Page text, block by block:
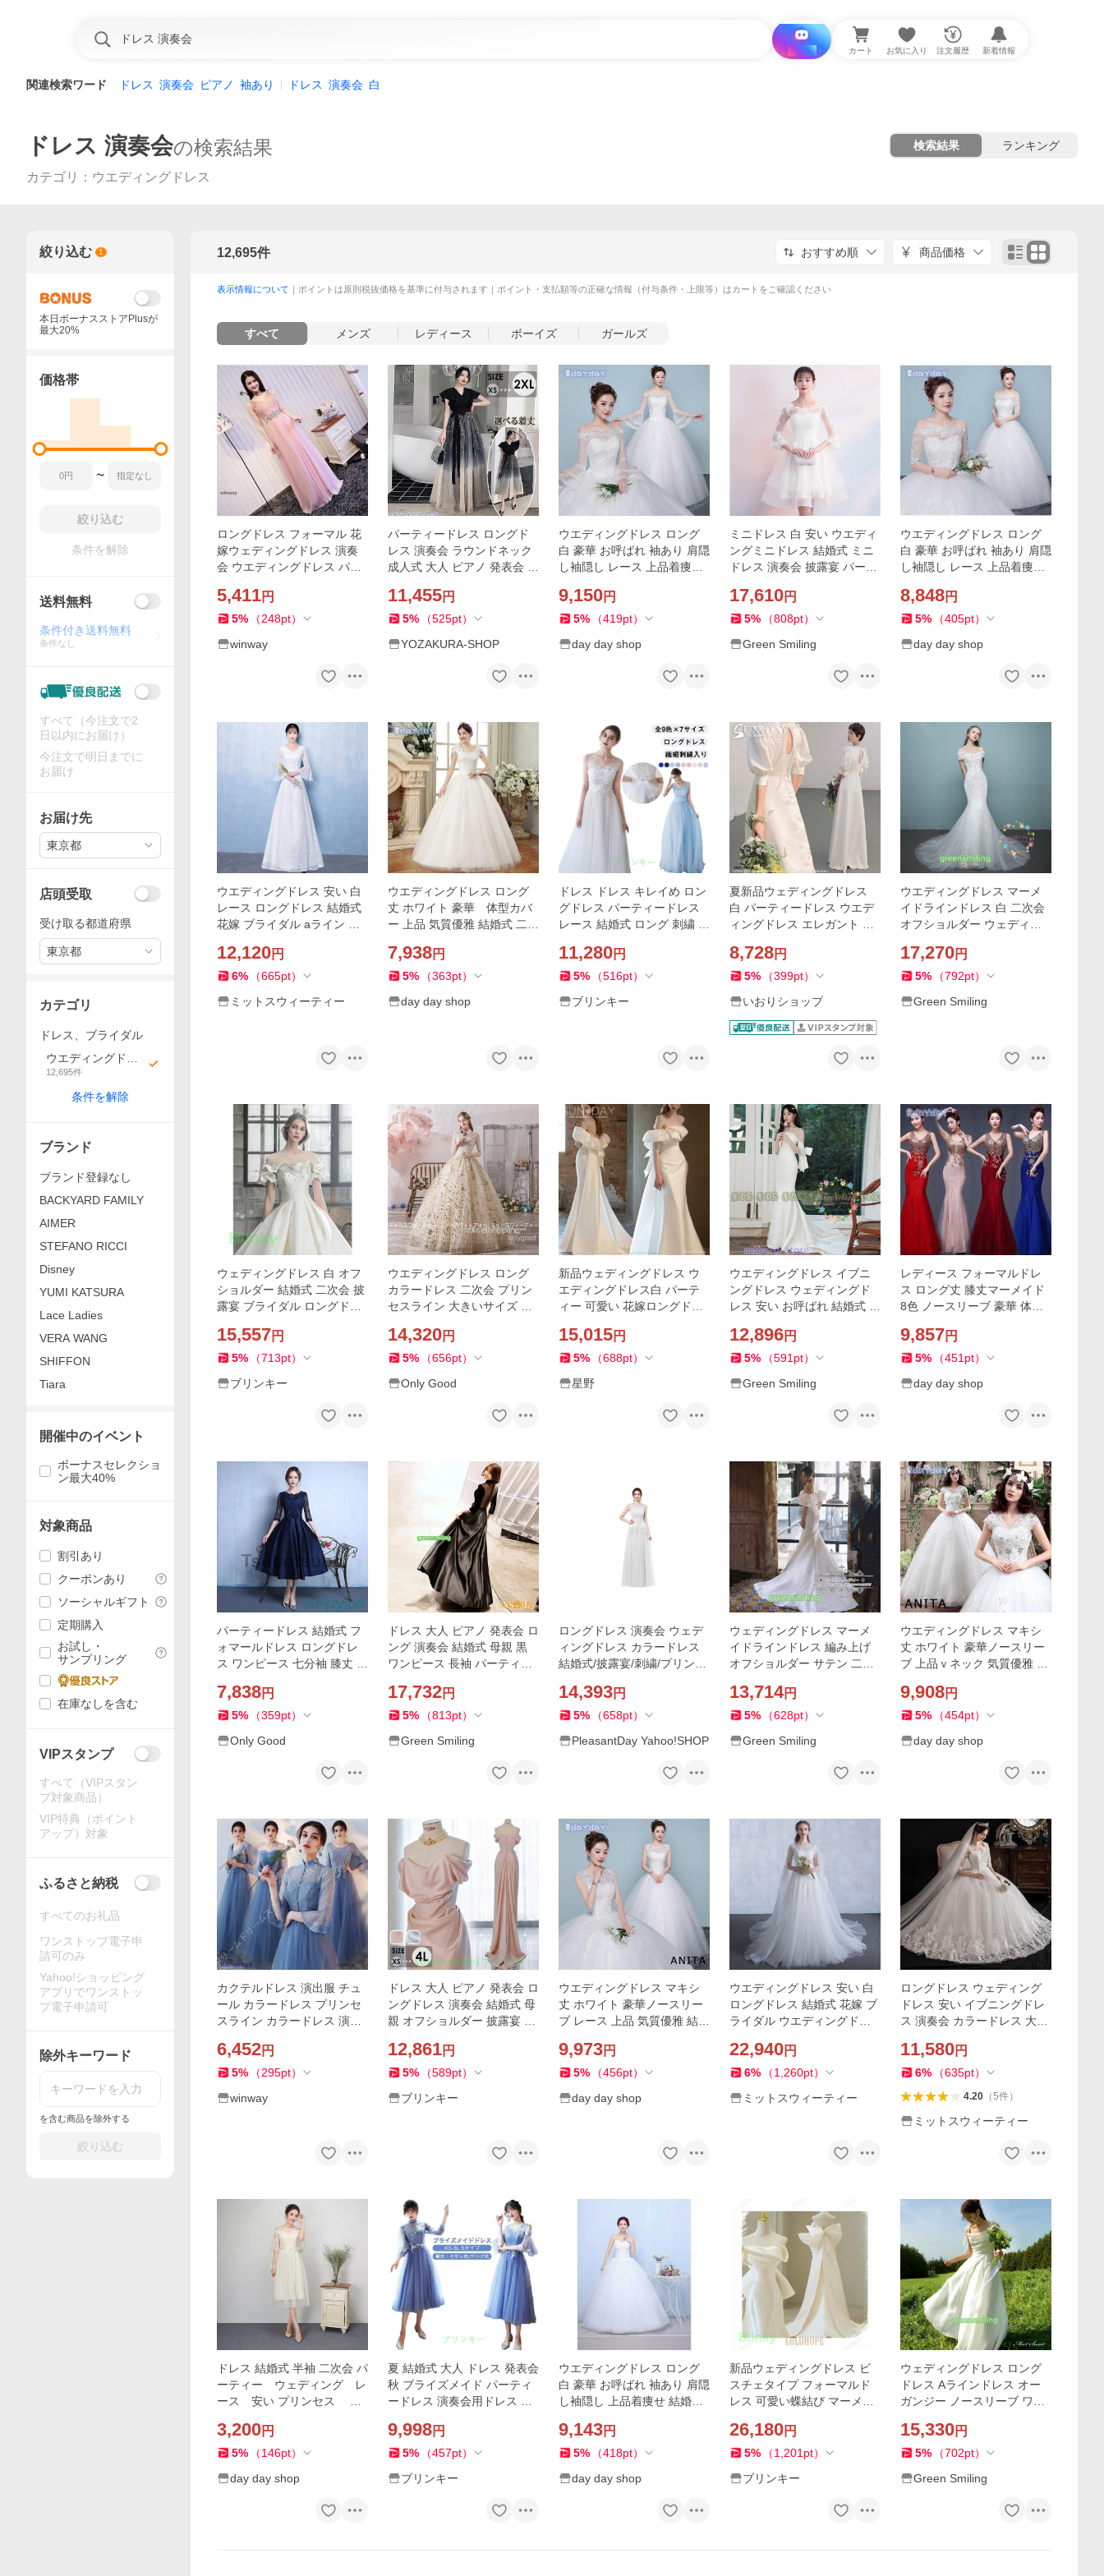
i と探す カート お気に入り 注文履歴 新着情報
関連検索ワード ドレス 演奏会 ピアノ 袖あり ドレス 演奏会 白
ドレス 演奏会の検索結果
カテゴリ ： ウエディングドレス
検索結果 ランキング
12,695件 おすすめ順 商品価格
表示情報について ｜ポイントは原則税抜価格を基準に付与されます｜ポイント・支払額等の正確な情報（付与条件・上限等）はカートをご確認ください
すべて メンズ レディース ボーイズ ガールズ
ロングドレス フォーマル 花
嫁ウェディングドレス 演奏
会 ウエディングドレス パー
イズ 二次会 カラードレス 二
次会
5,411円
5% （248pt）
winway
パーティードレス ロングド
レス 演奏会 ラウンドネック
成人式 大人 ピアノ 発表会 結
代 40代
11,455円
5% （525pt）
YOZAKURA-SHOP
ウエディングドレス ロング
白 豪華 お呼ばれ 袖あり 肩隠
し袖隠し レース 上品着痩せ
露宴 撮影 編み上げ式
9,150円
5% （419pt）
day day shop
ミニドレス 白 安い ウエディ
ングミニドレス 結婚式 ミニ
ドレス 演奏会 披露宴 パーテ
ングドレス ミニ 長袖 花嫁 コ
ンサート
17,610円
5% （808pt）
Green Smiling
ウエディングドレス ロング
白 豪華 お呼ばれ 袖あり 肩隠
し袖隠し レース 上品着痩せ
露宴 撮影 編み上げ式
8,848円
5% （405pt）
day day shop
ウエディングドレス 安い 白
レース ロングドレス 結婚式
花嫁 ブライダル aライン 二
会 披露宴 フォーマルドレス
袖あり 秋冬
12,120円
6% （665pt）
ミットスウィーティー
ウエディングドレス ロング
丈 ホワイト 豪華 体型カバ
ー 上品 気質優雅 結婚式 二次
撮影 編み上げ式
7,938円
5% （363pt）
day day shop
ドレス ドレス キレイめ ロン
グドレス パーティードレス
レース 結婚式 ロング 刺繍 二
奏会 披露宴 お嫁さん 発表会
11,280円
5% （516pt）
ブリンキー
夏新品ウェディングドレス
白 パーティードレス ウエデ
ィングドレス エレガント 簡
レス ワンピース 結婚式 二次
会
8,728円
5% （399pt）
いおりショップ
ウエディングドレス マーメ
イドラインドレス 白 二次会
オフショルダー ウェディン
婚式 二次会 披露宴 前撮り ロ
ングドレス
17,270円
5% （792pt）
Green Smiling
ウェディングドレス 白 オフ
ショルダー 結婚式 二次会 披
露宴 ブライダル ロングドレ
プリンセスライン
15,557円
5% （713pt）
ブリンキー
ウエディングドレス ロング
カラードレス 二次会 プリン
セスライン 大きいサイズ 結
レス ゴールド プロムドレス
花嫁 ロングドレス
14,320円
5% （656pt）
Only Good
新品ウェディングドレス ウ
エディングドレス白 パーテ
ィー 可愛い 花嫁ロングドレ
次会 フォームドレス お呼ば
れ 挙式hs6846
15,015円
5% （688pt）
星野
ウエディングドレス イブニ
ングドレス ウェディングド
レス 安い お呼ばれ 結婚式 ウ
マーメイドドレス カクテル
ドレス STAR WEDDING
12,896円
5% （591 pt）
Green Smiling
レディース フォーマルドレ
ス ロング丈 膝丈マーメイド
8色 ノースリーブ 豪華 体型
20代 30代 40代 結婚式 二次
会 演奏会
9,857円
5% （451 pt）
day day shop
パーティードレス 結婚式 フ
ォマールドレス ロングドレ
ス ワンピース 七分袖 膝丈 ミ
ピース 袖あり 二次会 演奏会
発表会
7,838円
5% （359pt）
Only Good
ドレス 大人 ピアノ 発表会 ロ
ング 演奏会 結婚式 母親 黒
ワンピース 長袖 パーティー
ォーマル
17,732円
5% （813pt）
Green Smiling
ロングドレス 演奏会 ウェデ
ィングドレス カラードレス
結婚式/披露宴/刺繍/プリンセ
ドレス/マタニティ/演奏会/お
嫁さん/発表会/花嫁
14,393円
5% （658pt）
PleasantDay Yahoo!SHOP
ウェディングドレス マーメ
イドラインドレス 編み上げ
オフショルダー サテン 二次
ドレス 前撮り 挙式 花嫁 ウエ
ディング衣装
13,714円
5% （628pt）
Green Smiling
ウエディングドレス マキシ
丈 ホワイト 豪華ノースリー
ブ 上品ｖネック 気質優雅 結
ス 披露宴 撮影 編み上げ式
9,908円
5% （454pt）
day day shop
カクテルドレス 演出服 チュ
ール カラードレス プリンセ
スライン カラードレス 演奏
ウェディングドレス ロング
ドレス 高級
6,452円
5% （295pt）
winway
ドレス 大人 ピアノ 発表会 ロ
ングドレス 演奏会 結婚式 母
親 オフショルダー 披露宴 レ
花嫁
12,861円
5% （589pt）
ブリンキー
ウエディングドレス マキシ
丈 ホワイト 豪華ノースリー
ブ レース 上品 気質優雅 結婚
披露宴 撮影 編み上げ式
9,973円
5% （456pt）
day day shop
ウエディングドレス 安い 白
ロングドレス 結婚式 花嫁 ブ
ライダル ウエディングドレ
会 パーティードレス 演奏会
フォーマル
22,940円
6% （1,260pt）
ミットスウィーティー
ロングドレス ウェディング
ドレス 安い イブニングドレ
ス 演奏会 カラードレス 大き
きい ピアノ ステージドレス
プリンセス
11,580円
6% （635pt）
4.20（5件）
ミットスウィーティー
ドレス 結婚式 半袖 二次会 パ
ーティー ウェディング レ
ース 安い プリンセス 白
ズ シンプルドレス
3,200円
5% （146pt）
day day shop
夏 結婚式 大人 ドレス 発表会
秋 ブライズメイド パーティ
ードレス 演奏会用ドレス 春
グドレス XS 演奏会ドレ
9,998円
5% （457pt）
ブリンキー
ウエディングドレス ロング
白 豪華 お呼ばれ 袖あり 肩隠
し袖隠し 上品着痩せ 結婚式
影 編み上げ式
9,143円
5% （418pt）
day day shop
新品ウェディングドレス ビ
スチェタイプ フォーマルド
レス 可愛い蝶結び マーメイ
ー 花嫁ロングドレス 結婚式
二次会
26,180円
5% （1,201 pt）
ブリンキー
ウェディングドレス ロング
ドレス Aラインドレス オー
ガンジー ノースリーブ ワン
ブライダル 花嫁 ウエディン
グドレス
15,330円
5% （702pt）
Green Smiling
絞り込む 1
本日ボーナスストアPlusが
最大20%
価格帯
〜
絞り込む
条件を解除
送料無料
条件付き送料無料
条件なし
すべて（今注文で2
日以内にお届け）
今注文で明日までに
お届け
お届け先
東京都
店頭受取
受け取る都道府県
東京都
カテゴリ
ドレス、ブライダル
ウエディングドレ
ス
12,695件
条件を解除
ブランド
ブランド登録なし
BACKYARD FAMILY
AIMER
STEFANO RICCI
Disney
YUMI KATSURA
Lace Ladies
VERA WANG
SHIFFON
Tiara
開催中のイベント
ボーナスセレクショ
ン最大40%
対象商品
割引あり
クーポンあり
ソーシャルギフト
定期購入
お試し・
サンプリング
在庫なしを含む
VIPスタンプ
すべて（VIPスタン
プ対象商品）
VIP特典（ポイント
アップ）対象
ふるさと納税
すべてのお礼品
ワンストップ電子申
請可のみ
Yahoo!ショッピング
アプリでワンストッ
プ電子申請可
除外キーワード
を含む商品を除外する
絞り込む